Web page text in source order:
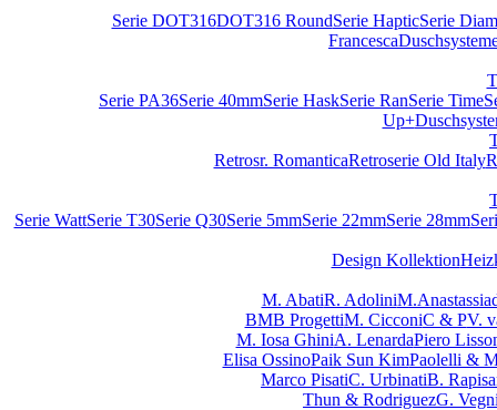
Serie DOT316DOT316 RoundSerie HapticSerie
Francesca
Serie PA36Serie 40mmSerie HaskSerie RanSerie Time
Up+
Retrosr. RomanticaRetroserie Old Italy
Serie WattSerie T30Serie Q30Serie 5mmSerie 22mmSerie 28mm
Design Kollektion
M. AbatiR. Adolini
BMB ProgettiM. CicconiC & PV.
M. Iosa GhiniA. LenardaPiero
Elisa OssinoPaik Sun KimPaolelli &
Marco PisatiC. UrbinatiB.
Thun & RodriguezG.